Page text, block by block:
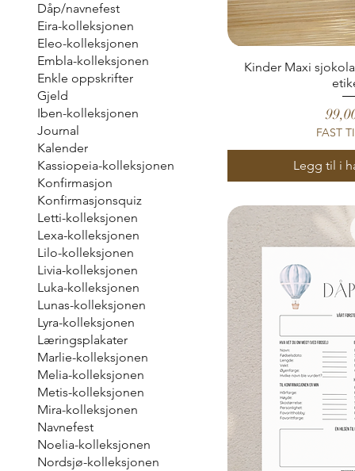
Dåp/navnefest
Eira-kolleksjonen
Eleo-kolleksjonen
Embla-kolleksjonen
Enkle oppskrifter
Gjeld
Iben-kolleksjonen
Journal
Kalender
Kassiopeia-kolleksjonen
Konfirmasjon
Konfirmasjonsquiz
Letti-kolleksjonen
Lexa-kolleksjonen
Lilo-kolleksjonen
Livia-kolleksjonen
Luka-kolleksjonen
Lunas-kolleksjonen
Lyra-kolleksjonen
Læringsplakater
Marlie-kolleksjonen
Melia-kolleksjonen
Metis-kolleksjonen
Mira-kolleksjonen
Navnefest
Noelia-kolleksjonen
Nordsjø-kolleksjonen
Kinder Maxi
Pris
FAST
Legg til i